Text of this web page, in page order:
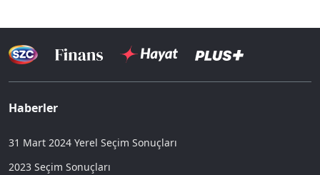
Haberler
31 Mart 2024 Yerel Seçim Sonuçları
2023 Seçim Sonuçları